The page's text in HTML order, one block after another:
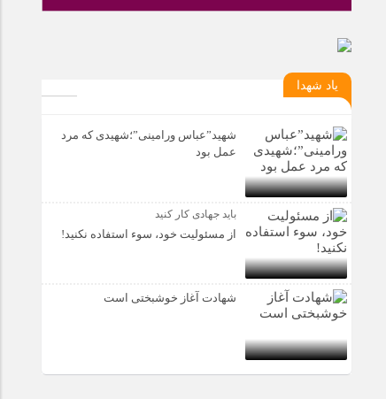
یاد شهدا
شهید”عباس ورامینی”؛شهیدی که مرد
عمل بود
باید جهادی کار کنید
از مسئولیت خود، سوء استفاده نکنید!
شهادت آغاز خوشبختی است